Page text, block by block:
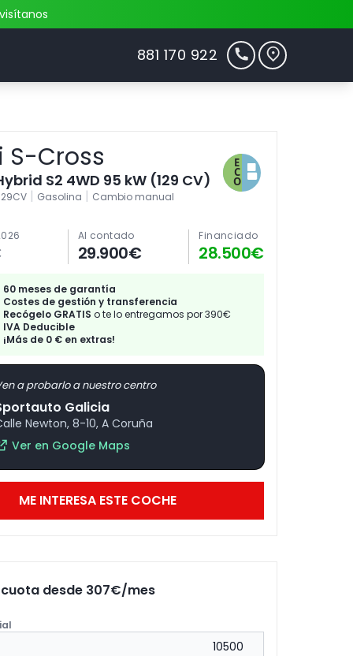
881 170 922
S-Cross
S2 4WD 95 kW (129 CV)
| Gasolina | Cambio manual
Al contado
29.900€
Financiado
28.500€
60 meses de garantía
Costes de gestión y transferencia
Recógelo GRATIS o te lo entregamos por 390€
IVA Deducible
¡Más de 0 € en extras!
a probarlo a nuestro centro
Galicia
Newton, 8-10, A Coruña
Ver en Google Maps
ME INTERESA ESTE COCHE
desde 307€/mes